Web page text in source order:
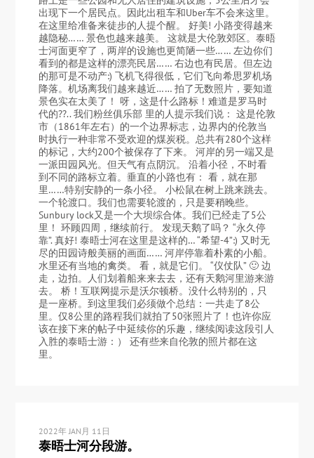
出现下一个居民点。因此出租车和Uber车不会来这里。
在这里给准备来徒步的人提个醒。 好美! 小路变得越来
越隐秘…… 景色也越来越美。 这就是大伦敦郊区。泰晤
士河面更窄了，两岸的设施也更简陋一些…… 左边你们
看到的都是这样的漂亮民居…… 右边也有民居。但左边
的那可是不动产:) 飞机飞得很低，它们飞向希思罗机场
降落。机场离我们越来越近…… 拍了无数照片，要知道
景色实在太美了！ 呀，这是什么路标！难道是罗马时
代的??.. 我们粉丝俱乐部 里的人提示我们说： 这是伦敦
市（1861年左右）的一个边界标志，边界内的伦敦当
时执行一种非常不受欢迎的煤炭税。总共有280个这样
的标记，大约200个被保存了下来。 河岸的另一端又是
一派田园风光。但天气有点阴沉。 沿着小径，不时看
到不同的路标立着。垂直的小路也有： 看，就在那
里……特别安静的一条小径。 小松鼠在树上跳来跳去。
一个轮渡口。我们也需要轮渡的，只是要稍晚些。
Sunbury lock又是一个大坝综合体。我们已经走了5公
里！ 环顾四周，继续前行。 发现天鹅了吗？ “永久停
靠”. 真好! 泰晤士河在这里是这样的… “希望-4”:) 又时无
尽的田园诗般美丽的画面…… 河岸停靠着朴素的小船。
水里还有当地的禽类。 看，就是它们。 “仪仗队” 🙂 边
走，边拍。人们划着船来来去去，还有天鹅河里游来游
去。 桥！互联网提示是沃尔顿桥。没什么特别的，只
是一座桥。到这里我们必须做个总结：一共走了8公
里。仅8公里的路程我们就拍了50张照片了！也许你应
该在接下来的帖子中延续你的乐趣，继续阅读这段引人
入胜的泰晤士游：） 还有些来自伦敦的照片都在这
里。
2022年 JAN月 11日
泰晤士河分段游。